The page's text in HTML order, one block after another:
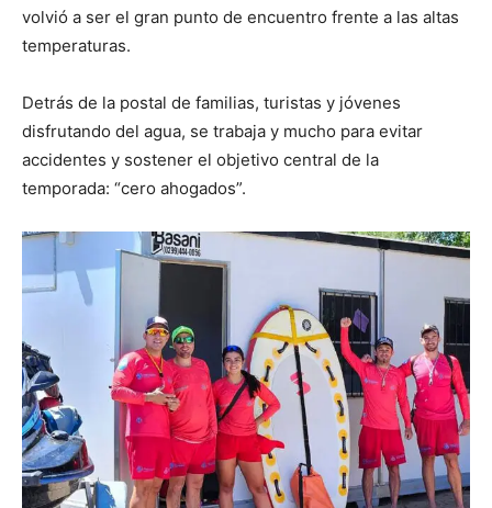
volvió a ser el gran punto de encuentro frente a las altas
temperaturas.
Detrás de la postal de familias, turistas y jóvenes
disfrutando del agua, se trabaja y mucho para evitar
accidentes y sostener el objetivo central de la
temporada: “cero ahogados”.